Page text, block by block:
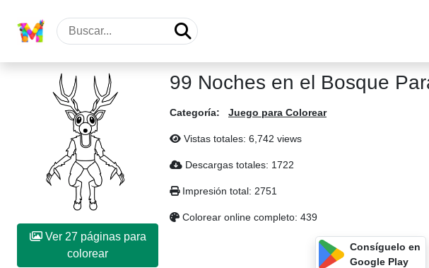
Ver 27 páginas para
colorear
99 Noches en el Bosque
Categoría: Juego para Colorear
Vistas totales: 6,742 views
Descargas totales: 1722
Impresión total: 2751
Colorear online completo: 439
Consíguelo en
Google Play